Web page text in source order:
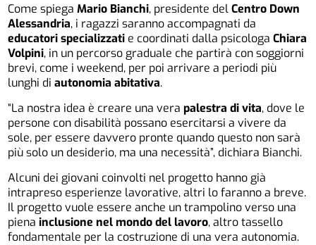
Come spiegaMario Bianchi, presidente delCentro Down
Alessandria, i ragazzi saranno accompagnati da
educatori specializzati e coordinati dalla psicologaChiara
Volpini, in un percorso graduale che partirà con soggiorni
brevi, come i weekend, per poi arrivare a periodi più
lunghi diautonomia abitativa.
“La nostra idea è creare una verapalestra di vita, dove le
persone con disabilità possano esercitarsi a vivere da
sole, per essere davvero pronte quando questo non sarà
più solo un desiderio, ma una necessità”, dichiara Bianchi.
Alcuni dei giovani coinvolti nel progetto hanno già
intrapreso esperienze lavorative, altri lo faranno a breve.
Il progetto vuole essere anche un trampolino verso una
pienainclusione nel mondo del lavoro, altro tassello
fondamentale per la costruzione di una vera autonomia.